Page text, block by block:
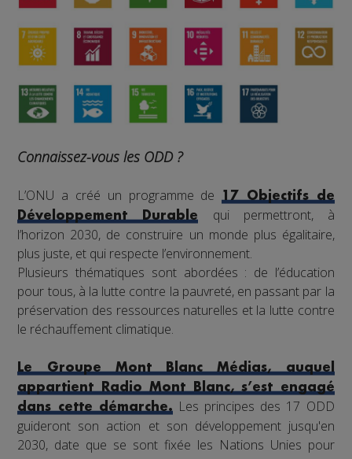
Connaissez-vous les ODD ?
L’ONU a créé un programme de17 Objectifs de
Développement Durable
qui permettront, à
l’horizon 2030, de construire un monde plus égalitaire,
plus juste, et qui respecte l’environnement.
Plusieurs thématiques sont abordées : de l’éducation
pour tous, à la lutte contre la pauvreté, en passant par la
préservation des ressources naturelles et la lutte contre
le réchauffement climatique.
Le Groupe Mont Blanc Médias, auquel
appartient Radio Mont Blanc, s’est engagé
dans cette démarche.Les principes des 17 ODD
guideront son action et son développement jusqu'en
2030, date que se sont fixée les Nations Unies pour